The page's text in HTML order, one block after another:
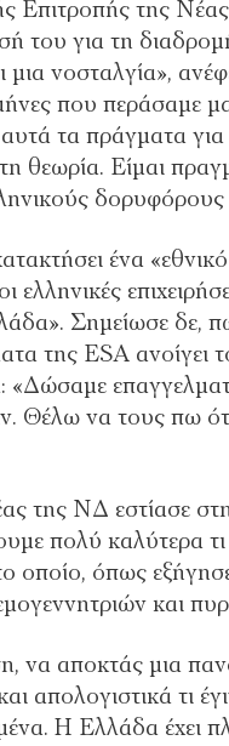
Επιτροπής της
του για τη
νοσταλγία»,
που περάσαμε
τα πράγματα
θεωρία. Είμαι
δορυφόρους
ένα
ελληνικές
Σημείωσε δε,
της ESA ανοίγει
Θέλω να τους πω
της ΝΔ εστίασε
πολύ καλύτερα τι
όπως
και
να αποκτάς μια
απολογιστικά τι
Η Ελλάδα έχει